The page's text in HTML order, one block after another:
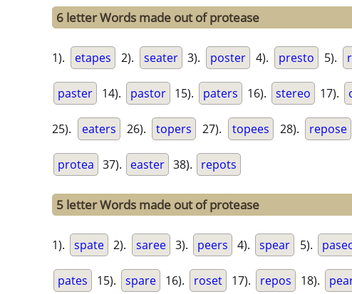
6 letter Words made out of protease
1). etapes 2). seater 3). poster 4). presto 5).
paster 14). pastor 15). paters 16). stereo 17).
25). eaters 26). topers 27). topees 28). repose
protea 37). easter 38). repots
5 letter Words made out of protease
1). spate 2). saree 3). peers 4). spear 5).
pates 15). spare 16). roset 17). repos 18).